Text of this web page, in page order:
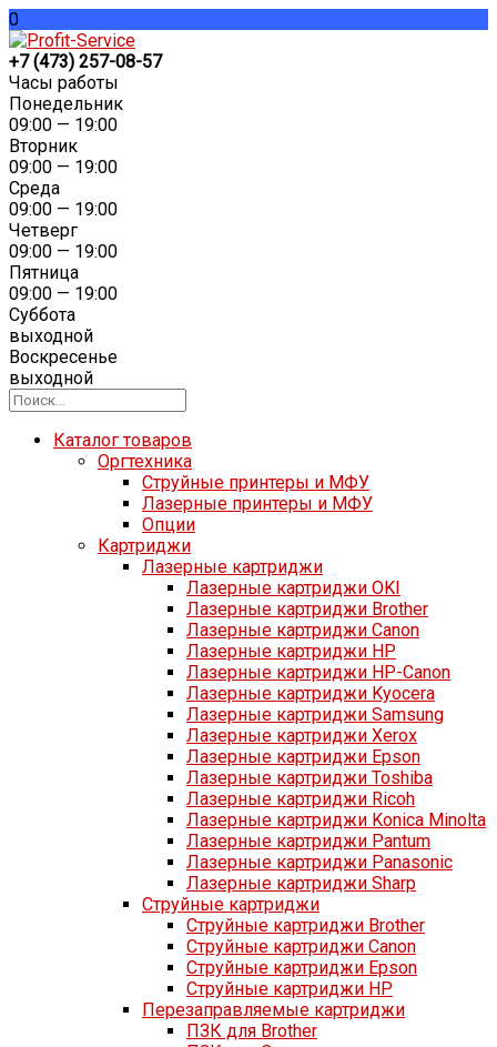
0
+7 (473) 257-08-57
Часы работы
Понедельник
09:00 — 19:00
Вторник
09:00 — 19:00
Среда
09:00 — 19:00
Четверг
09:00 — 19:00
Пятница
09:00 — 19:00
Суббота
выходной
Воскресенье
выходной
Каталог товаров
Оргтехника
Струйные принтеры и МФУ
Лазерные принтеры и МФУ
Опции
Картриджи
Лазерные картриджи
Лазерные картриджи OKI
Лазерные картриджи Brother
Лазерные картриджи Canon
Лазерные картриджи HP
Лазерные картриджи HP-Canon
Лазерные картриджи Kyocera
Лазерные картриджи Samsung
Лазерные картриджи Xerox
Лазерные картриджи Epson
Лазерные картриджи Toshiba
Лазерные картриджи Ricoh
Лазерные картриджи Konica Minolta
Лазерные картриджи Pantum
Лазерные картриджи Panasonic
Лазерные картриджи Sharp
Струйные картриджи
Струйные картриджи Brother
Струйные картриджи Canon
Струйные картриджи Epson
Струйные картриджи HP
Перезаправляемые картриджи
ПЗК для Brother